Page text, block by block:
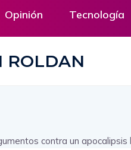
Opinión Tecnología
ROLDAN